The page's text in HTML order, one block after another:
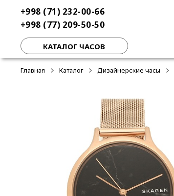
навигации
содержимому
+998 (71) 232-00-66
+998 (77) 209-50-50
КАТАЛОГ ЧАСОВ
Главная Каталог Дизайнерские часы
-50%
-50%
-50%